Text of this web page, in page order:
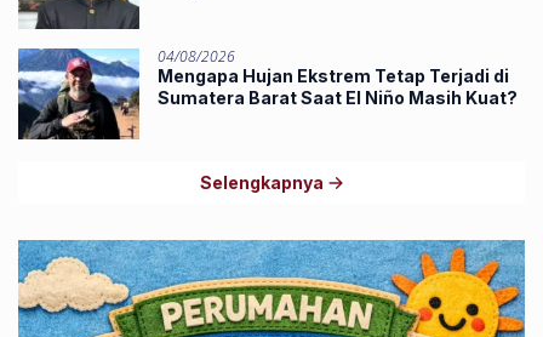
04/08/2026
Mengapa Hujan Ekstrem Tetap Terjadi di
Sumatera Barat Saat El Niño Masih Kuat?
Selengkapnya